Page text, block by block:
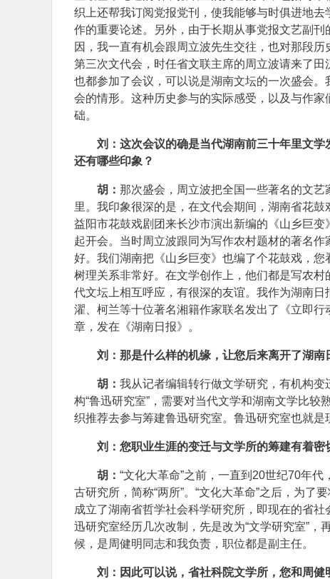
织上还帮我订阅党报党刊，使我能够与时俱进地
作的重要论述。另外，由于长期从事党报文艺副
因，我一直有机会跟周立波先生交往，也对那段
第三次文代会，时任省文联主席的周立波请来了
也都参加了会议，可以说是湖南文坛的一次盛会
会的情形。这种历史参与的实际感受，以及与作
础。
刘：这次会议的确是当代湖南前三十年里文
还有哪些印象？
胡： 那次盛会，周立波把全国一些著名的文
里。我印象很深的是，在文代会期间，湖南省花
益阳市花鼓戏剧团来长沙市演出新编的《山乡巨
起开会。当时周立波跟同为写作农村题材的著名
好。我们湖南把《山乡巨变》也编了个花鼓戏，
树理关系非常好。在文学创作上，他们都是写农村
代文坛上相互呼应，有很深的友谊。我作为湖南
濯、柯兰等十位著名湘籍作家联名发出了《立即
章，发在《湖南日报》。
刘：那是什么样的机缘，让您后来离开了湖南
胡： 我从记者编辑转行做文学研究，有机构
构“鲁迅研究室”，需要对当代文学和湖南文学比
织推荐去参与筹建鲁迅研究室。鲁迅研究室也就是
刘：您职业生涯的变迁与文学所的筹建有着
胡： “文化大革命”之前，一直到20世纪70年
古研究所，简称“两所”。“文化大革命”之后，为
成立了湖南省哲学社会科学研究所，即现在的省
迅研究室经历几次改制，先是改为“文学研究室”，
候，是周健明同志和我负责，职位都是副主任。
刘：因此可以说，省社科院文学所，您和周健